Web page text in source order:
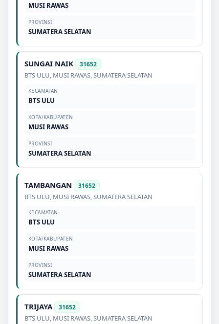
MUSI RAWAS
PROVINSI
SUMATERA SELATAN
SUNGAI NAIK 31652
BTS ULU, MUSI RAWAS,SUMATERA SELATAN
KECAMATAN
BTS ULU
KOTA/KABUPATEN
MUSI RAWAS
PROVINSI
SUMATERA SELATAN
TAMBANGAN 31652
BTS ULU, MUSI RAWAS,SUMATERA SELATAN
KECAMATAN
BTS ULU
KOTA/KABUPATEN
MUSI RAWAS
PROVINSI
SUMATERA SELATAN
TRIJAYA 31652
BTS ULU, MUSI RAWAS,SUMATERA SELATAN